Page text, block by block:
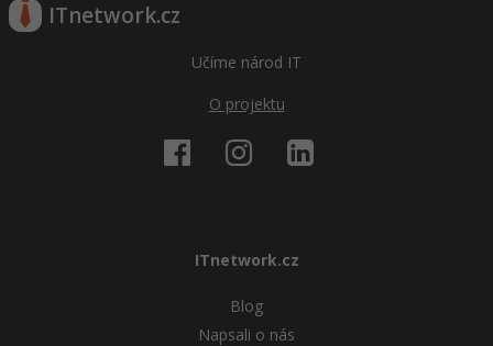
ITnetwork.cz
Učíme národ IT
O projektu
ITnetwork.cz
Blog
Napsali o nás